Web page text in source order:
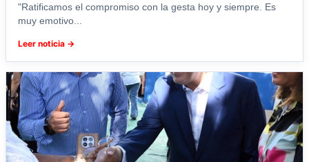
"Ratificamos el compromiso con la gesta hoy y siempre. Es
muy emotivo...
Leer noticia →